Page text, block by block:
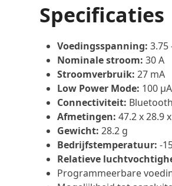
Specificaties
Voedingsspanning: 3.75
Nominale stroom: 30 A
Stroomverbruik: 27 mA
Low Power Mode: 100 µA
Connectiviteit:
Afmetingen: 47.2 x 28.9
Gewicht: 28.2 g
Bedrijfstemperatuur: -
Relatieve
Programmeerbare